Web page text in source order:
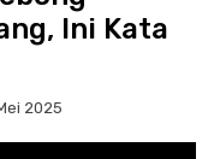
Ini Kata
2025